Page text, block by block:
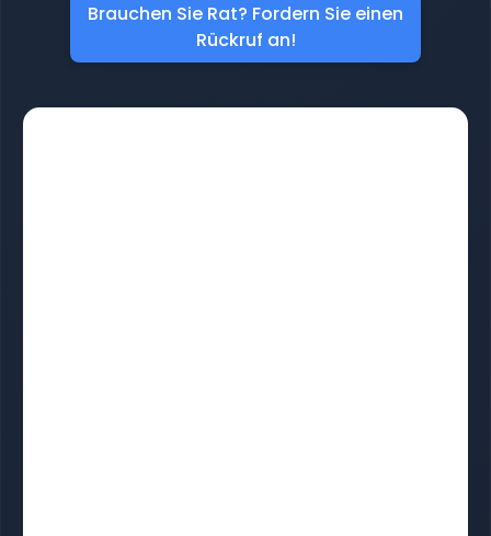
Brauchen Sie Rat? Fordern Sie einen
Rückruf an!